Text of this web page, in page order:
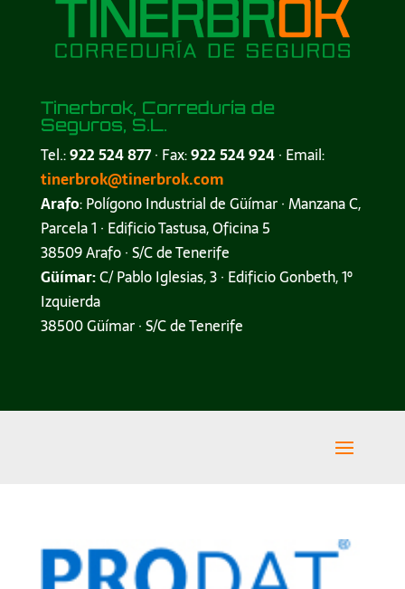
Tinerbrok, Correduría de
Seguros, S.L.
Tel.:922 524 877· Fax:922 524 924· Email:
tinerbrok@tinerbrok.com
Arafo: Polígono Industrial de Güímar · Manzana C,
Parcela 1 · Edificio Tastusa, Oficina 5
38509 Arafo · S/C de Tenerife
Güímar:C/ Pablo Iglesias, 3 · Edificio Gonbeth, 1º
Izquierda
38500 Güímar · S/C de Tenerife